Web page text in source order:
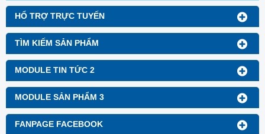
HỔ TRỢ TRỰC TUYẾN
TÌM KIẾM SẢN PHẨM
MODULE TIN TỨC 2
MODULE SẢN PHẨM 3
FANPAGE FACEBOOK